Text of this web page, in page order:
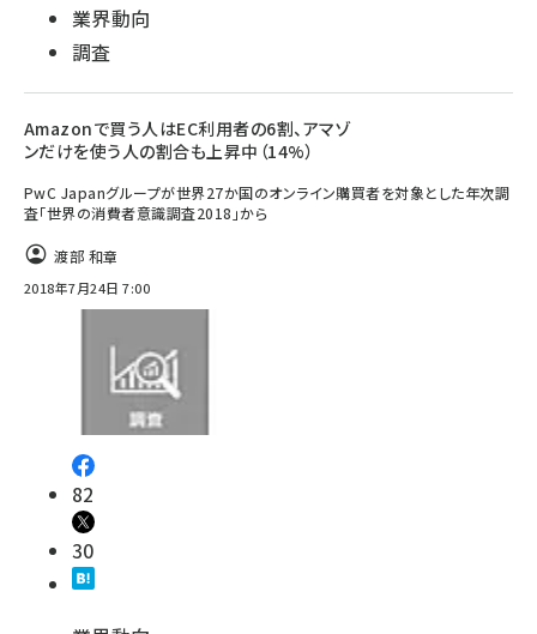
業界動向
調査
Amazonで買う人はEC利用者の6割、アマゾ
ンだけを使う人の割合も上昇中（14%）
PwC Japanグループが世界27か国のオンライン購買者を対象とした年次調
査「世界の消費者意識調査2018」から
渡部 和章
2018年7月24日 7:00
82
30